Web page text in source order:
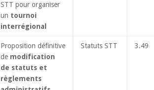
STT pour organiser
un tournoi
interrégional
Proposition définitive
de modification
de statuts et
règlements
Statuts STT 3.49